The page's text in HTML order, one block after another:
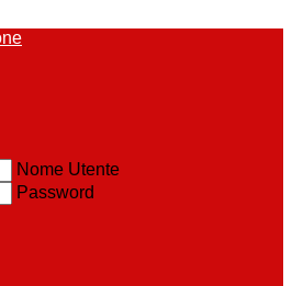
Nome Utente
Password